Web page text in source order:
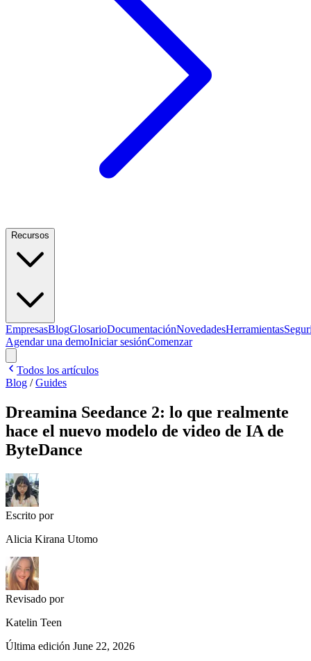
Recursos
EmpresasBlogGlosarioDocumentaciónNovedadesHerramientas
Agendar una demoIniciar sesiónComenzar
Todos los artículos
Blog /Guides
Dreamina Seedance 2: lo que realmente
hace el nuevo modelo de video de IA de
ByteDance
Escrito por
Alicia Kirana Utomo
Revisado por
Katelin Teen
Última edición June 22, 2026